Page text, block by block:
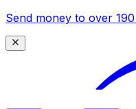
Send money to over